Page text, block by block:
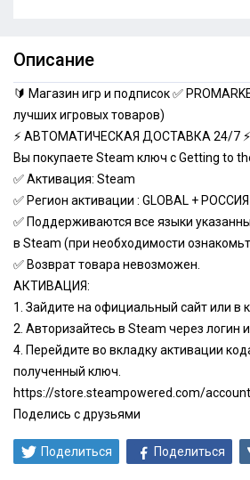
Описание
🔰 Магазин игр и подписок ✅
лучших игровых товаров)
⚡ АВТОМАТИЧЕСКАЯ ДОСТАВКА 24/7 ⚡
Вы покупаете Steam ключ с Getting to
✅ Активация: Steam
✅ Регион активации : GLOBAL + РОССИЯ
✅ Поддерживаются все языки
в Steam (при необходимости
✅ Возврат товара невозможен.
АКТИВАЦИЯ:
1. Зайдите на официальный сайт или в
2. Авторизайтесь в Steam через логин
4. Перейдите во вкладку активации
полученный ключ.
https://store.steampowered.com/
Поделись с друзьями
Поделиться Поделиться